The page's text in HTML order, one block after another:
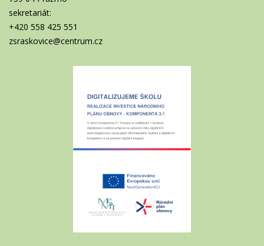
sekretariát:
+420 558 425 551
zsraskovice@centrum.cz